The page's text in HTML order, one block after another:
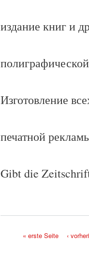
издание книг и
Изготовление
печатной
Gibt die
« erste Seite ‹